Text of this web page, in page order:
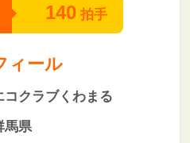
140 拍手
ィール
コクラブくわまる
馬県